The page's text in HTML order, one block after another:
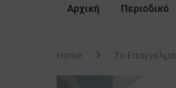
Αρχική Περιοδικό
Home Το Επάγγελμα